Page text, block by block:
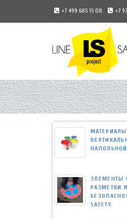
+7 499 685 15 08 +7
Universal
-
go
to
homepage
ЭЛЕМЕНТЫ
РАЗМЕТКИ
SAFETY.